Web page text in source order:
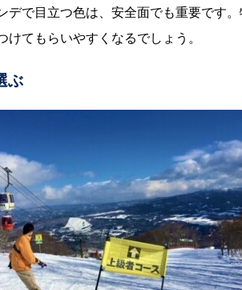
デで目立つ色は、安全面でも重要です
けてもらいやすくなるでしょう。
ぶ